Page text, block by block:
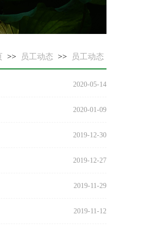
>> 员工动态 >> 员工动态
2020-05-14
2020-01-09
2019-12-30
2019-12-27
2019-11-29
2019-11-12